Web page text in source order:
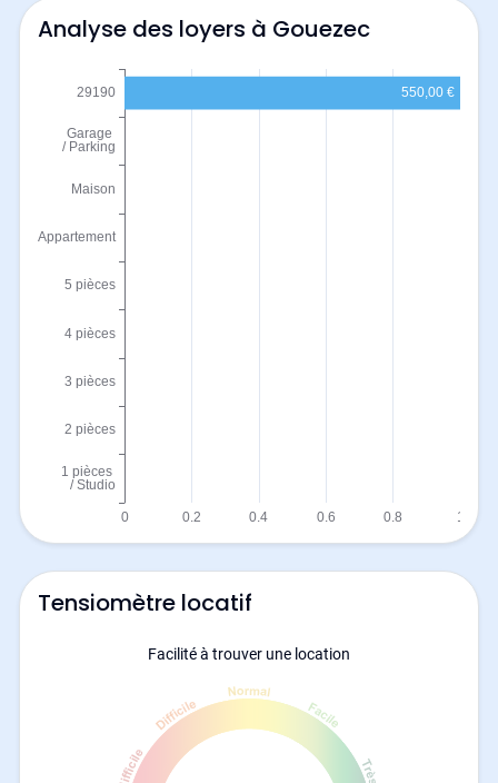
Analyse des loyers à Gouezec
Tensiomètre locatif
Facilité à trouver une location